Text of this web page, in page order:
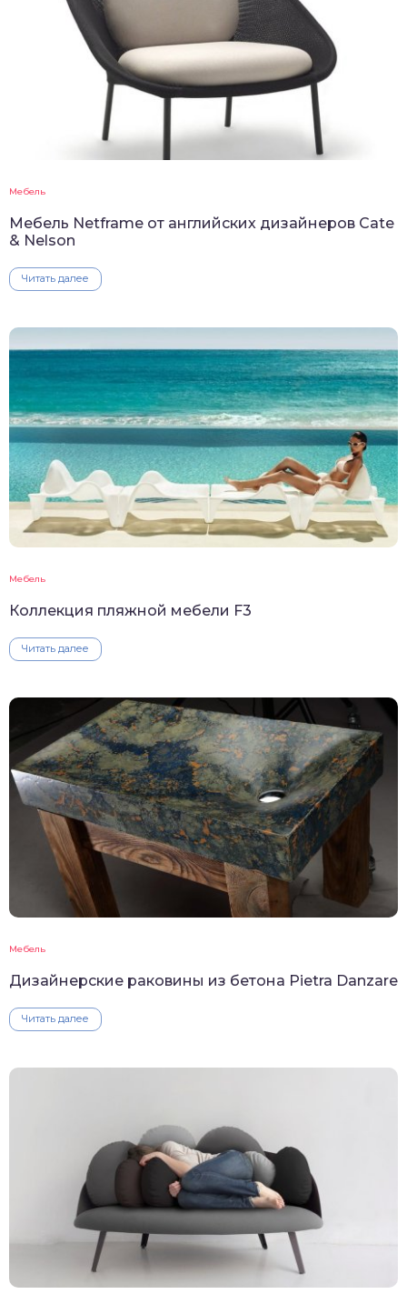
Мебель
Мебель Netframe от английских дизайнеров Cate
& Nelson
Читать далее
Мебель
Коллекция пляжной мебели F3
Читать далее
Мебель
Дизайнерские раковины из бетона Pietra Danzare
Читать далее